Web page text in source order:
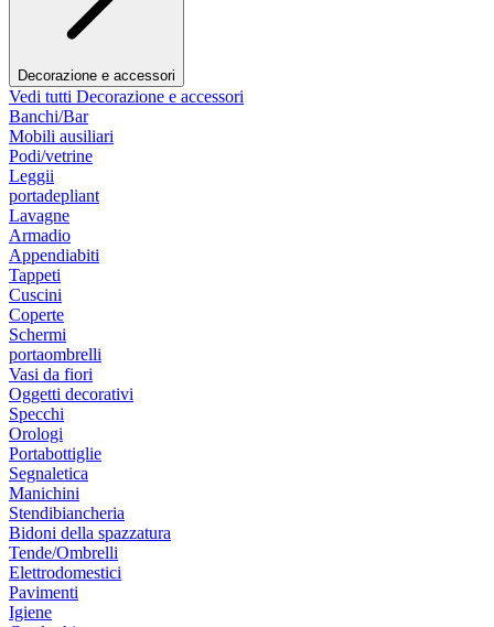
Decorazione e accessori
Vedi tutti Decorazione e accessori
Banchi/Bar
Mobili ausiliari
Podi/vetrine
Leggii
portadepliant
Lavagne
Armadio
Appendiabiti
Tappeti
Cuscini
Coperte
Schermi
portaombrelli
Vasi da fiori
Oggetti decorativi
Specchi
Orologi
Portabottiglie
Segnaletica
Manichini
Stendibiancheria
Bidoni della spazzatura
Tende/Ombrelli
Elettrodomestici
Pavimenti
Igiene